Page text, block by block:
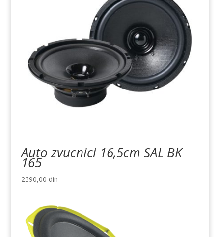
Auto zvucnici 16,5cm SAL BK
165
2390,00 din